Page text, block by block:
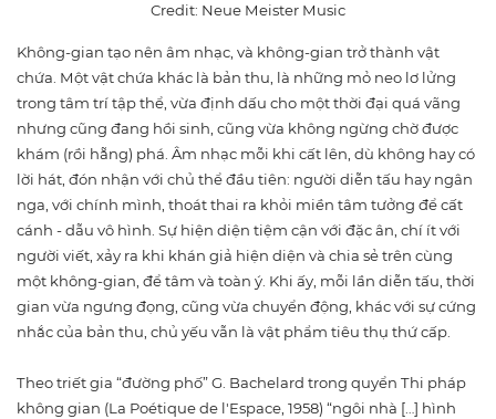
Credit: Neue Meister Music
Không-gian tạo nên âm nhạc, và không-gian trở thành vật
chứa. Một vật chứa khác là bản thu, là những mỏ neo lơ lửng
trong tâm trí tập thể, vừa định dấu cho một thời đại quá vãng
nhưng cũng đang hồi sinh, cũng vừa không ngừng chờ được
khám (rồi hẵng) phá. Âm nhạc mỗi khi cất lên, dù không hay có
lời hát, đón nhận với chủ thể đầu tiên: người diễn tấu hay ngân
nga, với chính mình, thoát thai ra khỏi miền tâm tưởng để cất
cánh - dẫu vô hình. Sự hiện diện tiệm cận với đặc ân, chí ít với
người viết, xảy ra khi khán giả hiện diện và chia sẻ trên cùng
một không-gian, để tâm và toàn ý. Khi ấy, mỗi lần diễn tấu, thời
gian vừa ngưng đọng, cũng vừa chuyển động, khác với sự cứng
nhắc của bản thu, chủ yếu vẫn là vật phẩm tiêu thụ thứ cấp.
Theo triết gia “đường phố” G. Bachelard trong quyển Thi pháp
không gian (La Poétique de l'Espace, 1958) “ngôi nhà […] hình